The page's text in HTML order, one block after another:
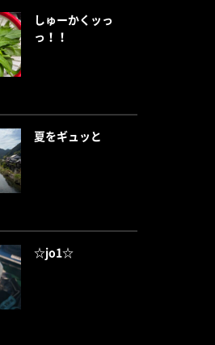
しゅーかくッっ
っ！！
夏をギュッと
☆jo1☆